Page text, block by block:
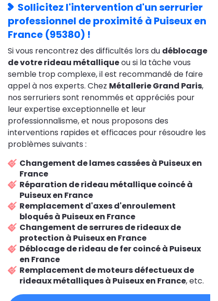
Sollicitez l'intervention d'un serrurier
professionnel de proximité à Puiseux en
France (95380) !
Si vous rencontrez des difficultés lors du déblocage
de votre rideau métalliqueou si la tâche vous
semble trop complexe, il est recommandé de faire
appel à nos experts. Chez Métallerie Grand Paris,
nos serruriers sont renommés et appréciés pour
leur expertise exceptionnelle et leur
professionnalisme, et nous proposons des
interventions rapides et efficaces pour résoudre les
problèmes suivants :
Changement de lames cassées à Puiseux en
France
Réparation de rideau métallique coincé à
Puiseux en France
Remplacement d'axes d'enroulement
bloqués à Puiseux en France
Changement de serrures de rideaux de
protection à Puiseux en France
Déblocage de rideau de fer coincé à Puiseux
en France
Remplacement de moteurs défectueux de
rideaux métalliques à Puiseux en France, etc.